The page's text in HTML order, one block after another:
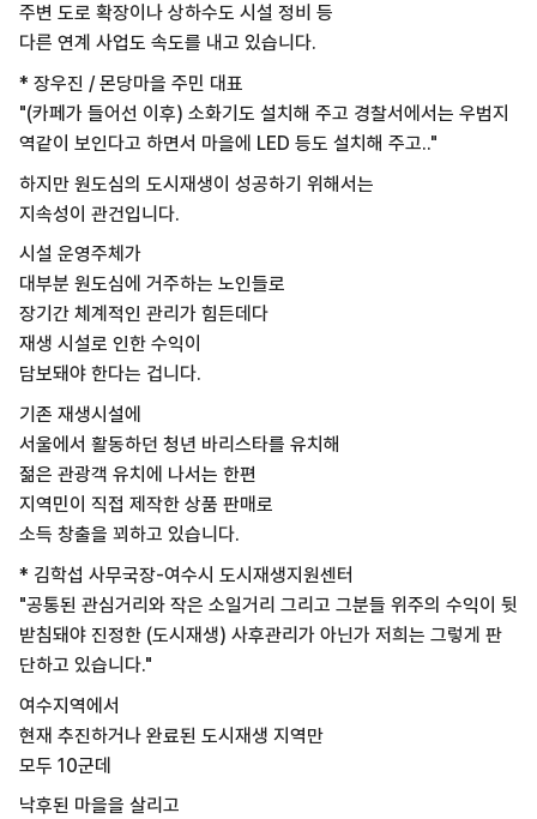
주변 도로 확장이나 상하수도 시설 정비 등
다른 연계 사업도 속도를 내고 있습니다.
* 장우진 / 몬당마을 주민 대표
"(카페가 들어선 이후) 소화기도 설치해 주고 경찰서에서는 우범지
역같이 보인다고 하면서 마을에 LED 등도 설치해 주고.."
하지만 원도심의 도시재생이 성공하기 위해서는
지속성이 관건입니다.
시설 운영주체가
대부분 원도심에 거주하는 노인들로
장기간 체계적인 관리가 힘든데다
재생 시설로 인한 수익이
담보돼야 한다는 겁니다.
기존 재생시설에
서울에서 활동하던 청년 바리스타를 유치해
젊은 관광객 유치에 나서는 한편
지역민이 직접 제작한 상품 판매로
소득 창출을 꾀하고 있습니다.
* 김학섭 사무국장-여수시 도시재생지원센터
"공통된 관심거리와 작은 소일거리 그리고 그분들 위주의 수익이 뒷
받침돼야 진정한 (도시재생) 사후관리가 아닌가 저희는 그렇게 판
단하고 있습니다."
여수지역에서
현재 추진하거나 완료된 도시재생 지역만
모두 10군데
낙후된 마을을 살리고